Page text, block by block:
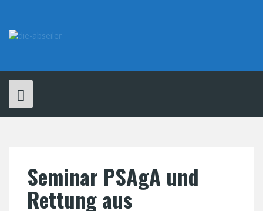
content
Seminar PSAgA und
Rettung aus